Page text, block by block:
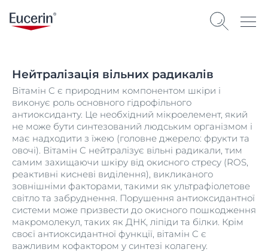
Нейтралізація вільних радикалів
Вітамін C є природним компонентом шкіри і
виконує роль основного гідрофільного
антиоксиданту. Це необхідний мікроелемент, який
не може бути синтезований людським організмом і
має надходити з їжею (головне джерело: фрукти та
овочі). Вітамін C нейтралізує вільні радикали, тим
самим захищаючи шкіру від окисного стресу (ROS,
реактивні кисневі виділення), викликаного
зовнішніми факторами, такими як ультрафіолетове
світло та забруднення. Порушення антиоксидантної
системи може призвести до окисного пошкодження
макромолекул, таких як ДНК, ліпіди та білки. Крім
своєї антиоксидантної функції, вітамін C є
важливим кофактором у синтезі колагену.